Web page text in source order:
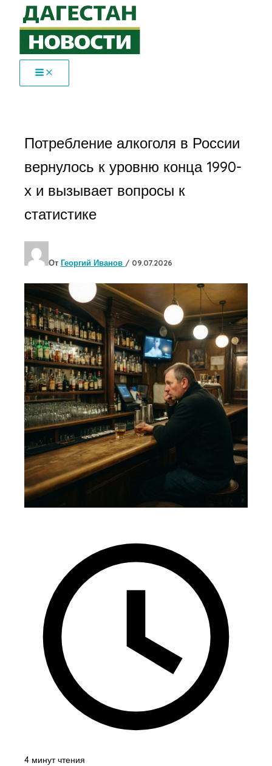
Перейти
содержимому
Потребление алкоголя в России
вернулось к уровню конца 1990-
х и вызывает вопросы к
статистике
От Георгий Иванов / 09.07.2026
4 минут чтения